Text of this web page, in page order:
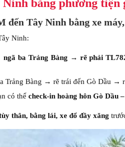
bằng phương tiện
đến Tây Ninh bằng xe
Ninh:
ba Trảng Bàng → rẽ phải
Trảng Bàng → rẽ trái đến Gò Dầu →
có thể check-in hoàng hôn Gò Dầu
thân, bằng lái, xe đổ đầy xăng